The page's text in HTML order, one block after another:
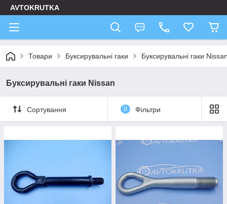
AVTOKRUTKA
Товари Буксирувальні гаки Буксирувальні гаки
Буксирувальні гаки Nissan
Сортування 0 Фільтри